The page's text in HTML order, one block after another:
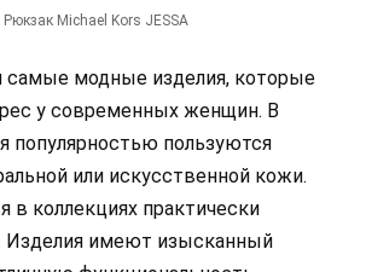
Рюкзак Michael Kors JESSA
самые модные изделия, которые
у современных женщин. В
популярностью пользуются
или искусственной кожи.
в коллекциях практически
Изделия имеют изысканный